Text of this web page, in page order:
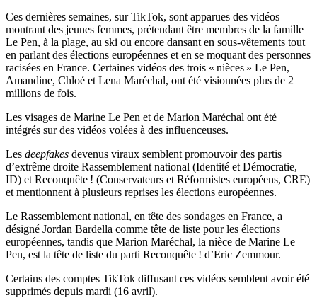
Ces dernières semaines, sur TikTok, sont apparues des vidéos
montrant des jeunes femmes, prétendant être membres de la famille
Le Pen, à la plage, au ski ou encore dansant en sous-vêtements tout
en parlant des élections européennes et en se moquant des personnes
racisées en France. Certaines vidéos des trois « nièces » Le Pen,
Amandine, Chloé et Lena Maréchal, ont été visionnées plus de 2
millions de fois.
Les visages de Marine Le Pen et de Marion Maréchal ont été
intégrés sur des vidéos volées à des influenceuses.
Les deepfakes devenus viraux semblent promouvoir des partis
d’extrême droite Rassemblement national (Identité et Démocratie,
ID) et Reconquête ! (Conservateurs et Réformistes européens, CRE)
et mentionnent à plusieurs reprises les élections européennes.
Le Rassemblement national, en tête des sondages en France, a
désigné Jordan Bardella comme tête de liste pour les élections
européennes, tandis que Marion Maréchal, la nièce de Marine Le
Pen, est la tête de liste du parti Reconquête ! d’Eric Zemmour.
Certains des comptes TikTok diffusant ces vidéos semblent avoir été
supprimés depuis mardi (16 avril).